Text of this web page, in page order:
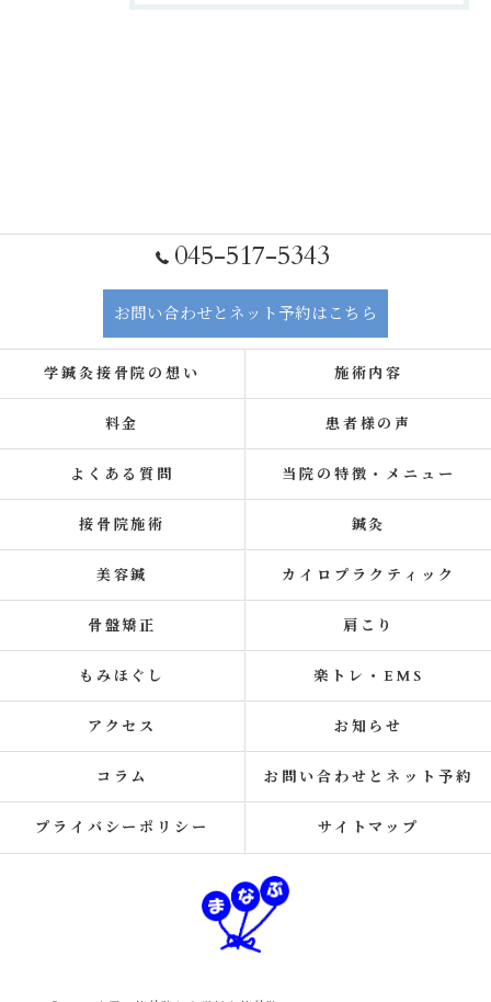
045-517-5343
お問い合わせとネット予約はこちら
学鍼灸接骨院の想い 施術内容
料金 患者様の声
よくある質問 当院の特徴・メニュー
接骨院施術 鍼灸
美容鍼 カイロプラクティック
骨盤矯正 肩こり
もみほぐし 楽トレ・EMS
アクセス お知らせ
コラム お問い合わせとネット予約
プライバシーポリシー サイトマップ